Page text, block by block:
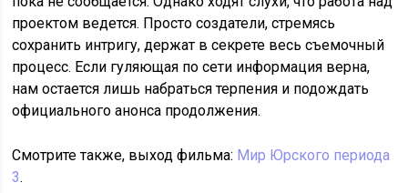
проектом ведется. Просто создатели, стремясь
сохранить интригу, держат в секрете весь съемочный
процесс. Если гуляющая по сети информация верна,
нам остается лишь набраться терпения и подождать
официального анонса продолжения.
Смотрите также, выход фильма: Мир Юрского периода
3.